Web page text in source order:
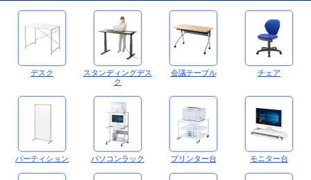
デスク
スタンディングデス
ク
会議テーブル チェア
パーティション パソコンラック プリンター台 モニター台